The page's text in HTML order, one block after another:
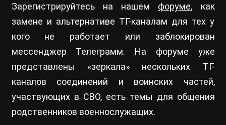
Зарегистрируйтесь на нашем форуме, как
замене и альтернативе ТГ-каналам для тех у
кого не работает или заблокирован
мессенджер Телеграмм. На форуме уже
представлены «зеркала» нескольких ТГ-
каналов соединений и воинских частей,
участвующих в СВО, есть темы для общения
родственников военнослужащих.